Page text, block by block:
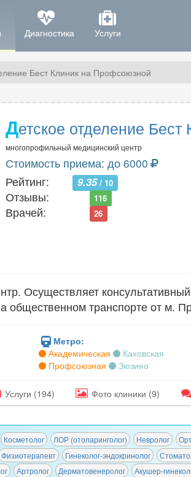
Диагностика Услуги
Бест Клиник на Профсоюзной
Детское отделение Бест
многопрофильный медицинский центр
Стоимость приема: до 6000
Рейтинг:
9.35/ 10
Отзывы: 116
Врачей: 26
Осуществляет
общественном транспорте от м.
Метро:
Академическая
Каховская
Профсоюзная
Зюзино
Услуги (194) Фото клиники (9)
Косметолог ЛОР (отоларинголог) Невролог
Физиотерапевт Гинеколог-эндокринолог
Артролог Дерматовенеролог Акушер-